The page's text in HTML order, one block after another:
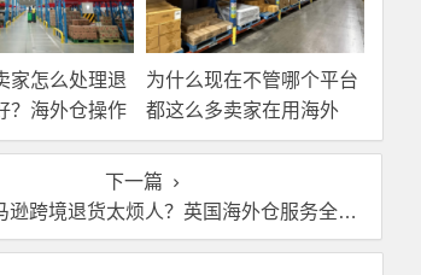
家怎么处理退
？海外仓操作
为什么现在不管哪个平台
都这么多卖家在用海外
仓？
下一篇
跨境退货太烦人？英国海外仓服务全搞定